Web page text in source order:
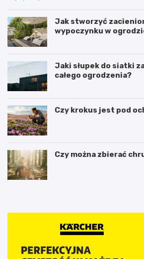
Jak stworzyć
wypoczynku w
Jaki słupek do siatki
całego ogrodzenia?
Czy krokus jest pod
Czy można zbierać